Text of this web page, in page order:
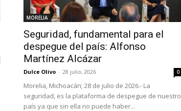
MORELIA
Seguridad, fundamental para el
despegue del país: Alfonso
Martínez Alcázar
Dulce Olivo - 28 julio, 2026 0
Morelia, Michoacán; 28 de julio de 2026.- La
seguridad, es la plataforma de despegue de nuestro
país ya que sin ella no puede haber...